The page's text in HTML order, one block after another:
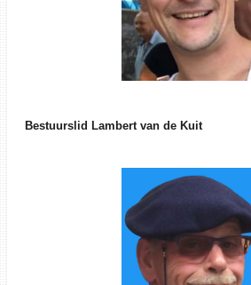
Bestuurslid Lambert van de Kuit